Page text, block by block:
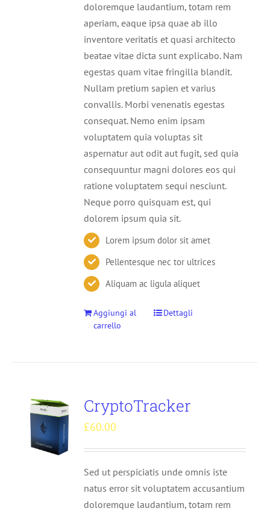
doloremque laudantium, totam rem
aperiam, eaque ipsa quae ab illo
inventore veritatis et quasi architecto
beatae vitae dicta sunt explicabo. Nam
egestas quam vitae fringilla blandit.
Nullam pretium sapien et varius
convallis. Morbi venenatis egestas
consequat. Nemo enim ipsam
voluptatem quia voluptas sit
aspernatur aut odit aut fugit, sed quia
consequuntur magni dolores eos qui
ratione voluptatem sequi nesciunt.
Neque porro quisquam est, qui
dolorem ipsum quia sit.
Lorem ipsum dolor sit amet
Pellentesque nec tor ultrices
Aliquam ac ligula aliquet
Aggiungi al
carrello
Dettagli
CryptoTracker
£60.00
Sed ut perspiciatis unde omnis iste
natus error sit voluptatem accusantium
doloremque laudantium, totam rem